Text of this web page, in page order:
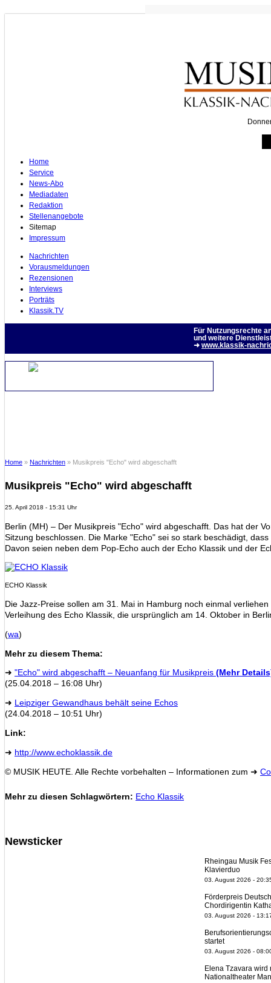
Home
Service
News-Abo
Mediadaten
Redaktion
Stellenangebote
Sitemap
Impressum
Nachrichten
Vorausmeldungen
Rezensionen
Interviews
Porträts
Klassik.TV
Für Nutzungsrechte
und weitere
➜ www.klassik-
Home » Nachrichten » Musikpreis "Echo" wird abgeschafft
Musikpreis "Echo" wird abgeschafft
25. April 2018 - 15:31 Uhr
Berlin (MH) – Der Musikpreis "Echo" wird abgeschafft. Das hat der
Sitzung beschlossen. Die Marke "Echo" sei so stark beschädigt,
Davon seien neben dem Pop-Echo auch der Echo Klassik und der
ECHO Klassik
Die Jazz-Preise sollen am 31. Mai in Hamburg noch einmal
Verleihung des Echo Klassik, die ursprünglich am 14. Oktober in
(wa)
Mehr zu diesem Thema:
➜ "Echo" wird abgeschafft – Neuanfang für Musikpreis (Mehr
(25.04.2018 – 16:08 Uhr)
➜ Leipziger Gewandhaus behält seine Echos
(24.04.2018 – 10:51 Uhr)
Link:
➜ http://www.echoklassik.de
© MUSIK HEUTE. Alle Rechte vorbehalten – Informationen zum ➜
Mehr zu diesen Schlagwörtern: Echo Klassik
Newsticker
Rheingau Musik
Klavierduo
03. August 2026 -
Förderpreis
Chordirigentin
03. August 2026 -
startet
03. August 2026 -
Elena Tzavara
Nationaltheater